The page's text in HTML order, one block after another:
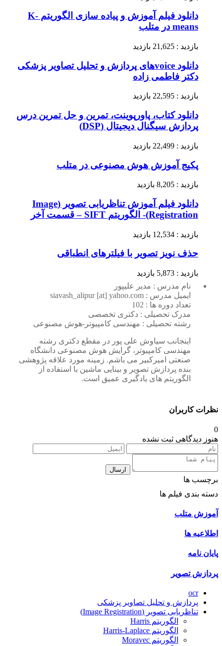
دانلود فیلم آموزش و پیاده سازی الگوریتم K-
means در متلب
بازدید : 21,625 بازدید
دانلود voiceهای پردازش و تحلیل تصاویر پزشکی
دکتر فاطمی زاده
بازدید : 22,595 بازدید
دانلود کتاب، پاورپوینت، تمرین و حل تمرین درس
پردازش سیگنال دیجیتال (DSP)
بازدید : 22,499 بازدید
پکیج آموزش هوش مصنوعی در متلب
بازدید : 8,205 بازدید
دانلود فیلم آموزش تناظریابی تصویر (Image
Registration)- الگوریتم SIFT – قسمت آخر
بازدید : 12,534 بازدید
حذف نویز تصویر با فیلترهای انطباقی
بازدید : 5,873 بازدید
نام مدرس : مدیر علیپور
ایمیل مدرس : siavash_alipur [at] yahoo.com
تعداد دوره ها : 102
مدرک تحصیلی : دکتری تخصصی
رشته تحصیلی : مهندسی کامپیوتر-هوش مصنوعی
اینجانب سیاوش علی پور در مقطع دکتری رشته
مهندسی کامپیوتر، گرایش هوش مصنوعی دانشگاه
صنعتی امیرکبیر می باشم. زمینه مورد علاقه پژوهشی
بنده پردازش تصویر و بینایی ماشین با استفاده از
الگوریتم های یادگیری عمیق است.
نظرات کاربران
0
هنوز دیدگاهی ثبت نشده
ارسال
برچسب ها
دسته بندی فیلم ها
آموزش متلب
اطلاعیه ها
پایان نامه
پردازش تصویر
ocr
پردازش و تحلیل تصاویر پزشکی
تناظریابی تصویر (Image Registration)
الگوریتم Harris
الگوریتم Harris-Laplace
الگوریتم Moravec